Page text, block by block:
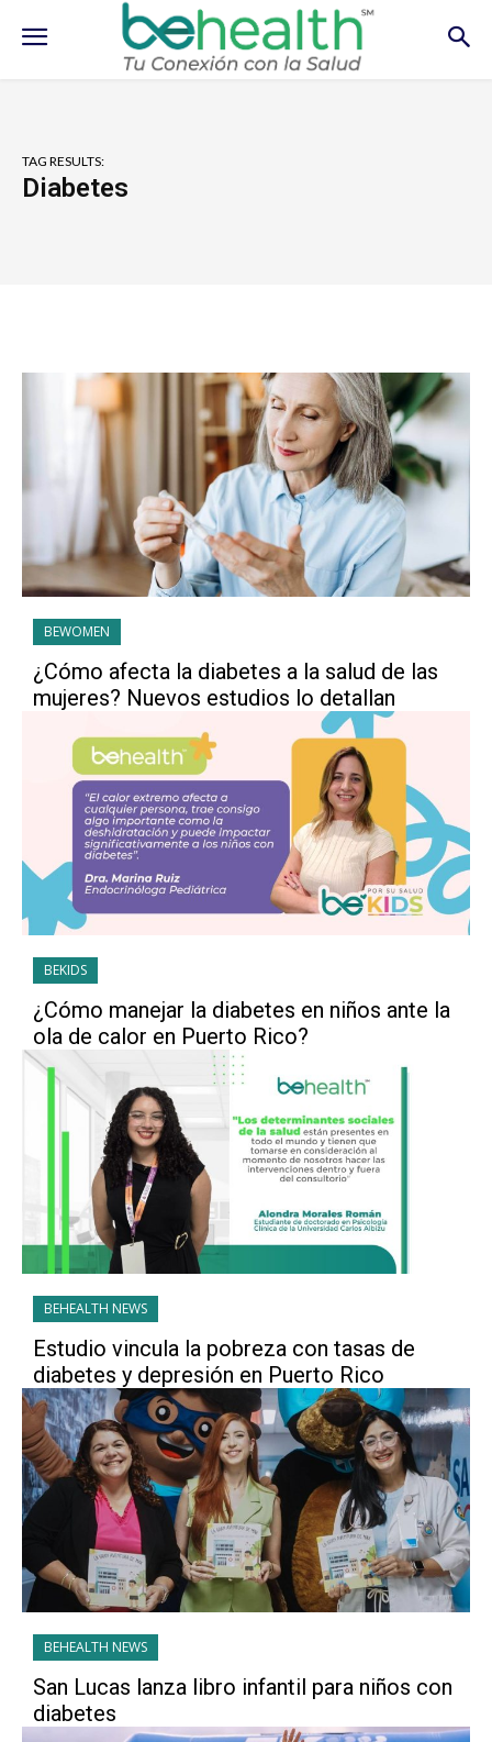
TAG RESULTS:
Diabetes
BEWOMEN
¿Cómo afecta la diabetes a la salud de las
mujeres? Nuevos estudios lo detallan
BEKIDS
¿Cómo manejar la diabetes en niños ante la
ola de calor en Puerto Rico?
BEHEALTH NEWS
Estudio vincula la pobreza con tasas de
diabetes y depresión en Puerto Rico
BEHEALTH NEWS
San Lucas lanza libro infantil para niños con
diabetes